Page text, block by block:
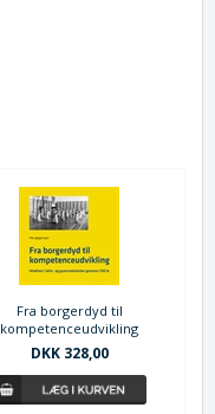
Fra borgerdyd til
kompetenceudvikling
DKK 328,00